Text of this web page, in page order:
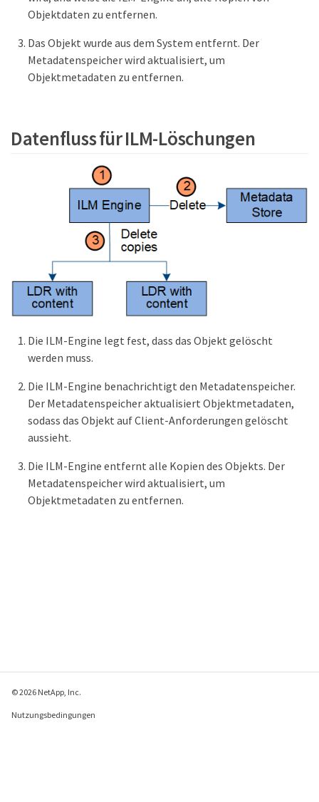
Objektdaten zu entfernen.
Das Objekt wurde aus dem System entfernt. Der
Metadatenspeicher wird aktualisiert, um
Objektmetadaten zu entfernen.
Datenfluss für ILM-Löschungen
Die ILM-Engine legt fest, dass das Objekt gelöscht
werden muss.
Die ILM-Engine benachrichtigt den Metadatenspeicher.
Der Metadatenspeicher aktualisiert Objektmetadaten,
sodass das Objekt auf Client-Anforderungen gelöscht
aussieht.
Die ILM-Engine entfernt alle Kopien des Objekts. Der
Metadatenspeicher wird aktualisiert, um
Objektmetadaten zu entfernen.
© 2026 NetApp, Inc.
Nutzungsbedingungen